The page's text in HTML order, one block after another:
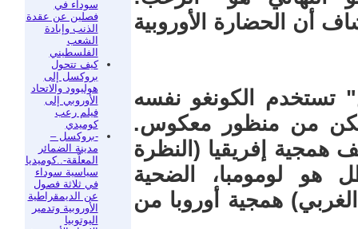
سوداء في
فصلين عن عقدة
الذنب وإبادة
الشعب
الفلسطيني
كيف تتحول
بروكسل إلى
هوليوود والاتحاد
الأوروبي إلى
فيلم رعب
كوميدي
-بروكسل –
مدينة الضمائر
المعلّقة-..كوميديا
سياسية سوداء
في ثلاثة فصول
عن الديمقراطية
الأوروبية وتدمير
اليوتوبيا
أن الحضارة الأوروبية
تستخدم الكونغو نفسه
لكن من منظور معكوس.
همجية إفريقيا (النظرة
هو لومومبا، الضحية
همجية أوروبا من